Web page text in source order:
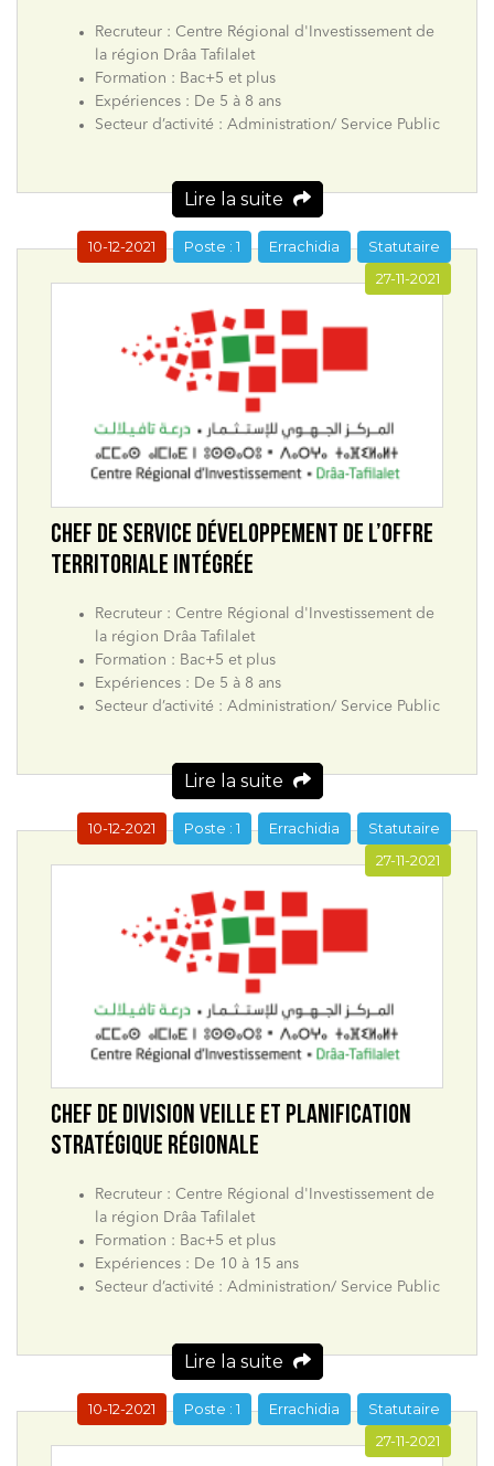
Recruteur : Centre Régional d'Investissement de
la région Drâa Tafilalet
Formation : Bac+5 et plus
Expériences : De 5 à 8 ans
Secteur d’activité : Administration/ Service Public
Lire la suite
CHEF DE SERVICE DÉVELOPPEMENT DE L’OFFRE
TERRITORIALE INTÉGRÉE
Recruteur : Centre Régional d'Investissement de
la région Drâa Tafilalet
Formation : Bac+5 et plus
Expériences : De 5 à 8 ans
Secteur d’activité : Administration/ Service Public
Lire la suite
Statutaire
Errachidia
Poste : 1
10-12-2021
27-11-2021
CHEF DE DIVISION VEILLE ET PLANIFICATION
STRATÉGIQUE RÉGIONALE
Recruteur : Centre Régional d'Investissement de
la région Drâa Tafilalet
Formation : Bac+5 et plus
Expériences : De 10 à 15 ans
Secteur d’activité : Administration/ Service Public
Lire la suite
Statutaire
Errachidia
Poste : 1
10-12-2021
27-11-2021
Statutaire
Errachidia
Poste : 1
10-12-2021
27-11-2021